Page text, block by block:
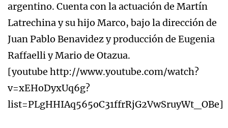
argentino. Cuenta con la actuación de Martín
Latrechina y su hijo Marco, bajo la dirección de
Juan Pablo Benavidez y producción de Eugenia
Raffaelli y Mario de Otazua.
[youtube http://www.youtube.com/watch?
v=xEHoDyxUq6g?
list=PLgHHIAq565oC31ffrRjG2VwSruyWt_OBe]